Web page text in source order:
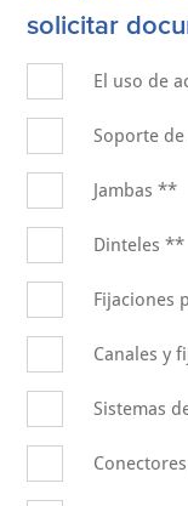
solicitar
El uso de
Soporte
Jambas **
Dinteles **
Fijaciones
Canales y
Sistemas